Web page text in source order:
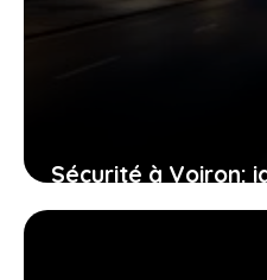
Sécurité à Voiron:
quartiers à haut